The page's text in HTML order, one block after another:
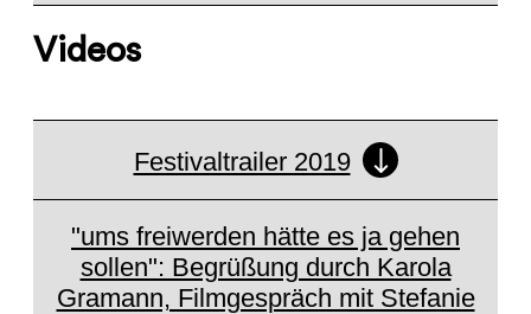
Videos
Festivaltrailer 2019
"ums freiwerden hätte es ja gehen
sollen": Begrüßung durch Karola
Gramann, Filmgespräch mit Stefanie